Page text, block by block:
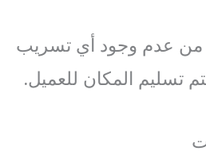
من عدم وجود أي تسريب
تسليم المكان للعميل.